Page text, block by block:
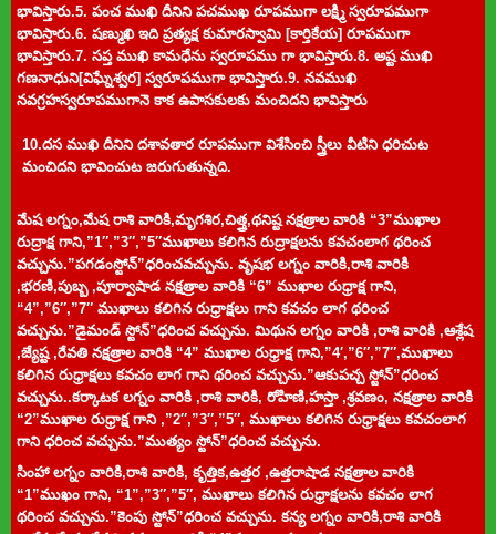
భావిస్తారు.5. పంచ ముఖి దీనిని పచముఖ రూపముగా లక్ష్మి స్వరూపముగా
భావిస్తారు.6. షణ్ముఖి ఇది ప్రత్యక్ష కుమారస్వామి [కార్తికేయ] రూపముగా
భావిస్తారు.7. సప్త ముఖి కామధేను స్వరూపము గా భావిస్తారు.8. అష్ట ముఖి
గణనాధుని[విఘ్నేశ్వర] స్వరూపముగా భావిస్తారు.9. నవముఖి
నవగ్రహస్వరూపముగానె కాక ఉపాసకులకు మంచిదని భావిస్తారు
10.దస ముఖి దీనిని దశావతార రూపముగా విశేసించి స్త్రీలు వీటిని ధరిచుట
మంచిదని భావించుట జరుగుతున్నది.
మేష లగ్నం,మేష రాశి వారికి,మృగశిర,చిత్త్ర,థనిష్ట నక్షత్రాల వారికి “3”ముఖాల
రుద్రాక్ష గాని,”1″,”3″,”5″ముఖాలు కలిగిన రుద్రాక్షలను కవచంలాగ థరించ
వచ్చును.”పగడంస్టోన్”ధరించవచ్చును. వృషభ లగ్నం వారికి,రాశి వారికి
,భరణి,పుబ్బ ,పూర్వాషాడ నక్షత్రాల వారికి “6” ముఖాల రుధ్రాక్ష గాని,
“4”,”6″,”7″ ముఖాలు కలిగిన రుధ్రాక్షలు గాని కవచం లాగ థరించ
వచ్చును.”డైమండ్ స్టోన్”ధరించ వచ్చును. మిథున లగ్నం వారికి ,రాశి వారికి ,ఆశ్లేష
,జ్యేష్ట ,రేవతి నక్షత్రాల వారికి “4” ముఖాల రుధ్రాక్ష గాని,”4′,”6″,”7″,ముఖాలు
కలిగిన రుధ్రాక్షలు కవచం లాగ గాని థరించ వచ్చును.”ఆకుపచ్చ స్టోన్”ధరించ
వచ్చును..కర్కాటక లగ్నం వారికి ,రాశి వారికి, రోహిణి,హస్తా ,శ్రవణం, నక్షత్రాల వారికి
“2”ముఖాల రుధ్రాక్ష గాని ,”2″,”3″,”5″, ముఖాలు కలిగిన రుధ్రాక్షలు కవచంలాగ
గాని ధరించ వచ్చును.”ముత్యం స్టోన్”ధరించ వచ్చును.
సింహా లగ్నం వారికి,రాశి వారికి, కృత్తిక,ఉత్తర ,ఉత్తరాషాడ నక్షత్రాల వారికి
“1”ముఖం గాని, “1”,”3″,”5″, ముఖాలు కలిగిన రుధ్రాక్షలను కవచం లాగ
థరించ వచ్చును.”కెంపు స్టోన్”ధరించ వచ్చును. కన్య లగ్నం వారికి,రాశి వారికి